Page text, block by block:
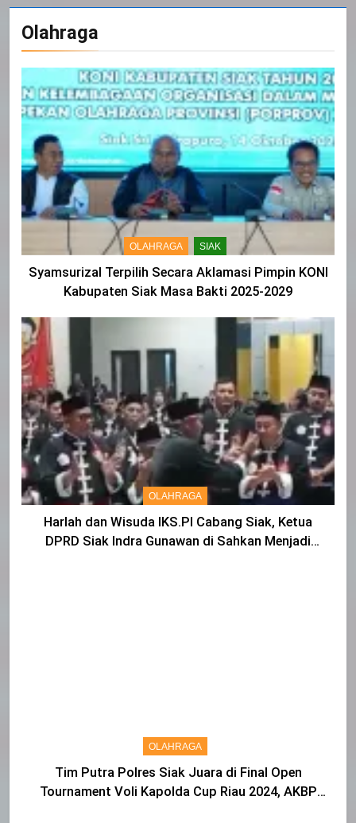
Olahraga
OLAHRAGA SIAK
Syamsurizal Terpilih Secara Aklamasi Pimpin KONI
Kabupaten Siak Masa Bakti 2025-2029
OLAHRAGA
Harlah dan Wisuda IKS.PI Cabang Siak, Ketua
DPRD Siak Indra Gunawan di Sahkan Menjadi
OLAHRAGA
Tim Putra Polres Siak Juara di Final Open
Tournament Voli Kapolda Cup Riau 2024, AKBP